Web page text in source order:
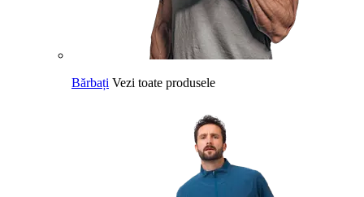
Bărbați Vezi toate produsele